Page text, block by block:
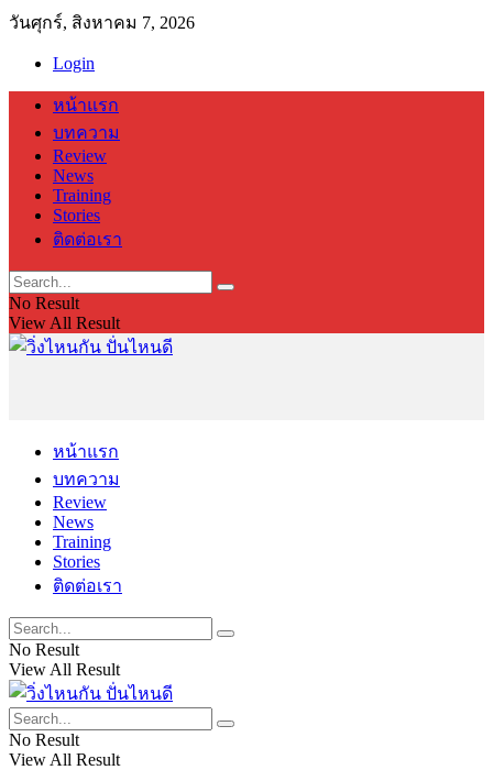
วันศุกร์, สิงหาคม 7, 2026
Login
หน้าแรก
บทความ
Review
News
Training
Stories
ติดต่อเรา
No Result
View All Result
หน้าแรก
บทความ
Review
News
Training
Stories
ติดต่อเรา
No Result
View All Result
No Result
View All Result